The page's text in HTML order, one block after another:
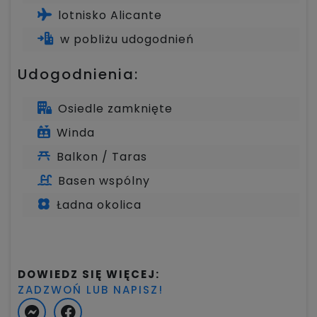
lotnisko Alicante
w pobliżu udogodnień
Udogodnienia:
Osiedle zamknięte
Winda
Balkon / Taras
Basen wspólny
Ładna okolica
DOWIEDZ SIĘ WIĘCEJ:
ZADZWOŃ LUB NAPISZ!